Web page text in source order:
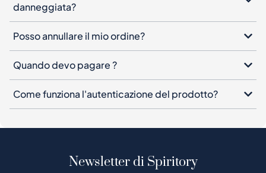
danneggiata?
Posso annullare il mio ordine?
Quando devo pagare ?
Come funziona l'autenticazione del prodotto?
Newsletter di Spiritory